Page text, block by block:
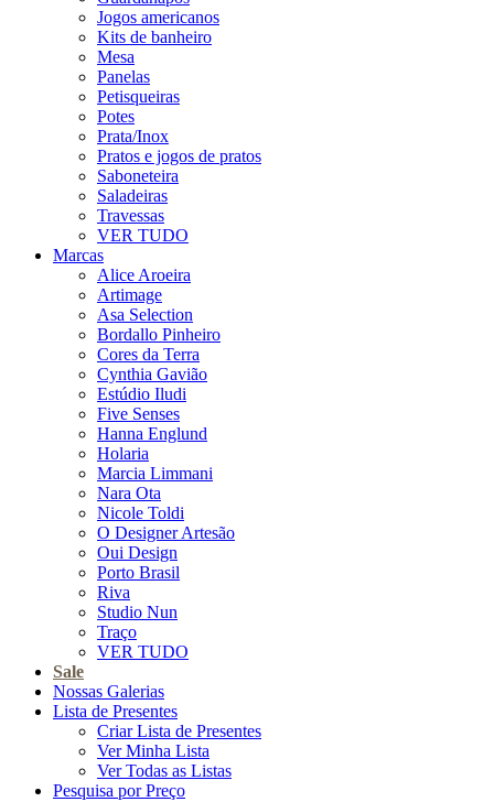
Jogos americanos
Kits de banheiro
Mesa
Panelas
Petisqueiras
Potes
Prata/Inox
Pratos e jogos de pratos
Saboneteira
Saladeiras
Travessas
VER TUDO
Marcas
Alice Aroeira
Artimage
Asa Selection
Bordallo Pinheiro
Cores da Terra
Cynthia Gavião
Estúdio Iludi
Five Senses
Hanna Englund
Holaria
Marcia Limmani
Nara Ota
Nicole Toldi
O Designer Artesão
Oui Design
Porto Brasil
Riva
Studio Nun
Traço
VER TUDO
Sale
Nossas Galerias
Lista de Presentes
Criar Lista de Presentes
Ver Minha Lista
Ver Todas as Listas
Pesquisa por Preço